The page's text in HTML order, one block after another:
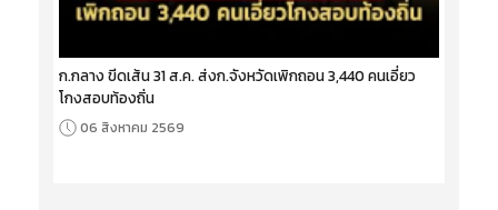
ก.กลาง ขีดเส้น 31 ส.ค. ส่งก.จังหวัดเพิกถอน 3,440 คนเอี่ยว
โกงสอบท้องถิ่น
06 สิงหาคม 2569